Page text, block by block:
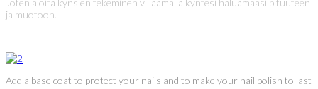
ja muotoon.
Add a base coat to protect your nails and to make your nail polish to last